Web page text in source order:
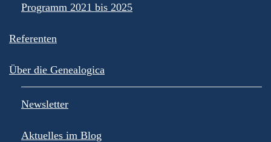
Programm 2021 bis 2025
Referenten
Über die Genealogica
Newsletter
Aktuelles im Blog